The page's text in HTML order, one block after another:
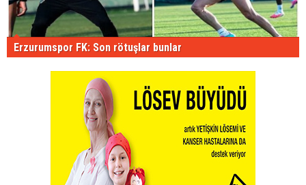
Erzurumspor FK: Son rötuşlar bunlar